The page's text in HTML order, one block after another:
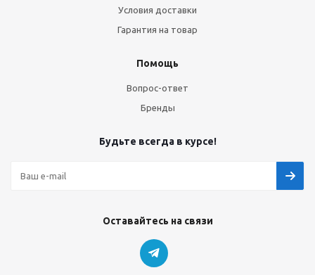
Условия доставки
Гарантия на товар
Помощь
Вопрос-ответ
Бренды
Будьте всегда в курсе!
Оставайтесь на связи